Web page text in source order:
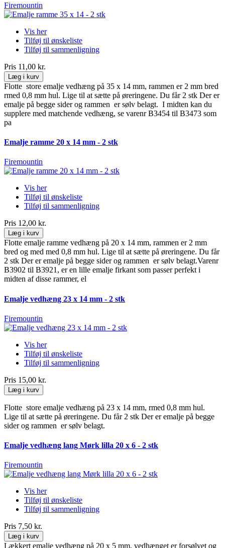
Firemountin
Vis her
Tilføj til ønskeliste
Tilføj til sammenligning
Pris 11,00 kr.
Læg i kurv
Flotte store emalje vedhæng på 35 x 14 mm, rammen er 2 mm bred
rmed 0,8 mm hul. Lige til at sætte på øreringene. Du får 2 stk Der er
emalje på begge sider og rammen er sølv belagt. I midten kan du
supplere med matchende vedhæng, se varenr B3454 til B3473 som
pa
Emalje ramme 20 x 14 mm - 2 stk
Firemountin
Vis her
Tilføj til ønskeliste
Tilføj til sammenligning
Pris 12,00 kr.
Læg i kurv
Flotte emalje ramme vedhæng på 20 x 14 mm, rammen er 2 mm
bred og med med 0,8 mm hul. Lige til at sætte på øreringene. Du får
2 stk Der er emalje på begge sider og rammen er sølv belagt.Varenr
B3902 til B3921, er en lille emalje firkant som passer perfekt i
midten af disse rammer, el
Emalje vedhæng 23 x 14 mm - 2 stk
Firemountin
Vis her
Tilføj til ønskeliste
Tilføj til sammenligning
Pris 15,00 kr.
Læg i kurv
Flotte store emalje vedhæng på 23 x 14 mm, rmed 0,8 mm hul.
Lige til at sætte på øreringene. Du får 2 stk Der er emalje på begge
sider og rammen er sølv belagt.
Emalje vedhæng lang Mørk lilla 20 x 6 - 2 stk
Firemountin
Vis her
Tilføj til ønskeliste
Tilføj til sammenligning
Pris 7,50 kr.
Læg i kurv
Lækkert emalje vedhæng på 20 x 5 mm, vedhænget er forsølvet og